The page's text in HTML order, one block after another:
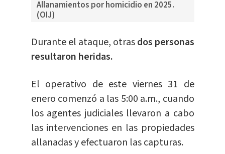
Allanamientos por homicidio en 2025.
(OIJ)
Durante el ataque, otrasdos personas
resultaron heridas.
El operativo de este viernes 31 de
enero comenzó a las 5:00 a.m., cuando
los agentes judiciales llevaron a cabo
las intervenciones en las propiedades
allanadas y efectuaron las capturas.